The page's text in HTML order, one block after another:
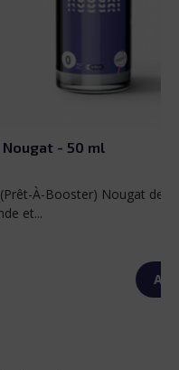
de Cirkus est une